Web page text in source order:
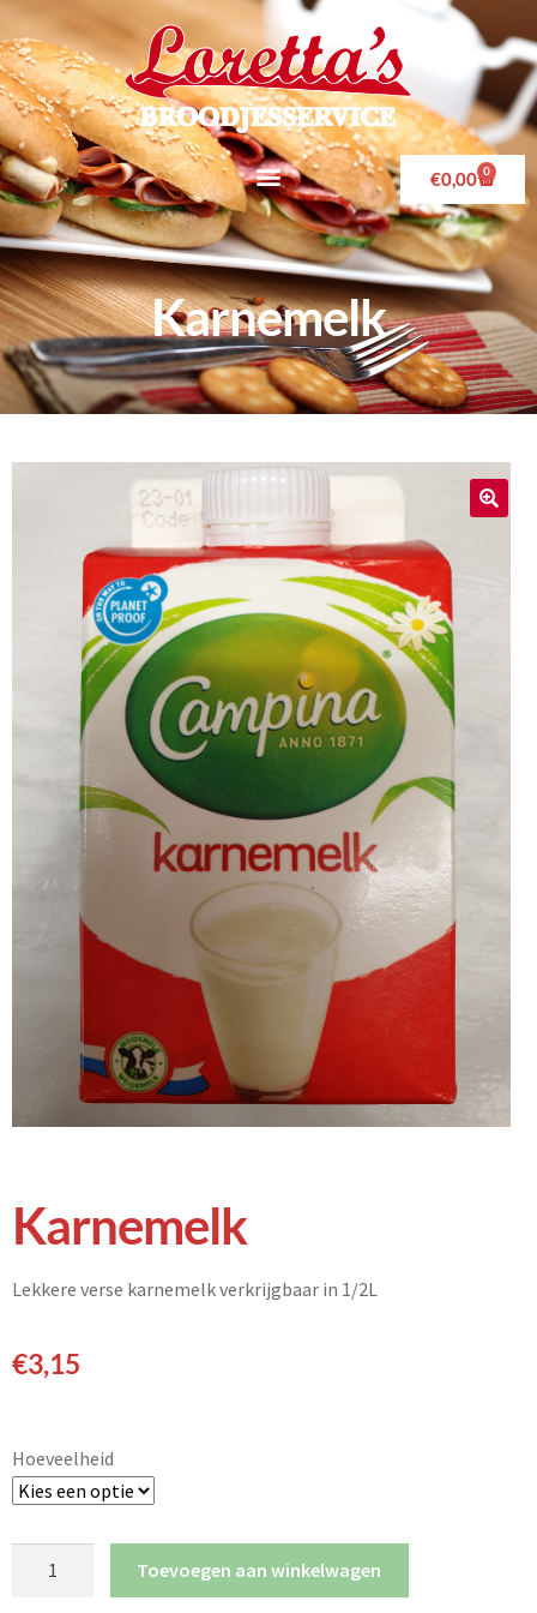
€0,00 0
Karnemelk
Karnemelk
Lekkere verse karnemelk verkrijgbaar in 1/2L
€3,15
Hoeveelheid
Toevoegen aan winkelwagen